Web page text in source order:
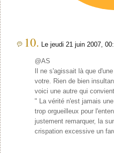
10. Le jeudi 21 juin 2007,
@AS
Il ne s'agissait là que
votre. Rien de bien
voici une autre qui
" La vérité n'est jamais
trop orgueilleux pour
justement remarquer, la
crispation excessive un